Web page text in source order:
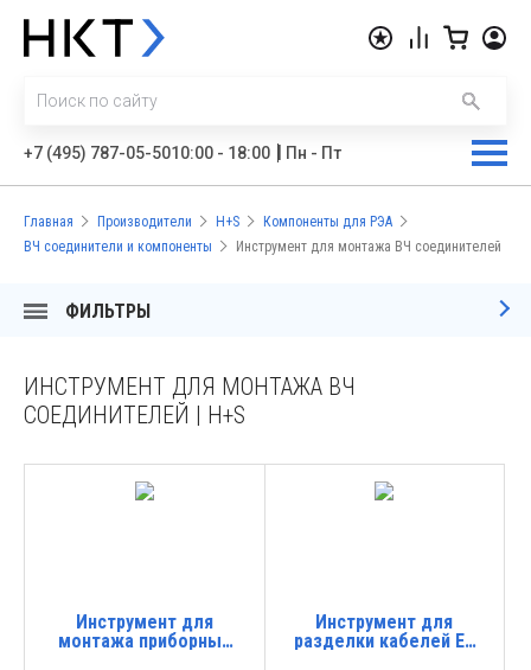
+7 (495) 787-05-5010:00 - 18:00 Пн - Пт
Главная Производители H+S
Компоненты для РЭА
ВЧ соединители и компоненты
Инструмент для монтажа ВЧ соединителей
ФИЛЬТРЫ
ИНСТРУМЕНТ ДЛЯ МОНТАЖА ВЧ
СОЕДИНИТЕЛЕЙ | H+S
Инструмент для
монтажа приборных
Инструмент для
разделки кабелей EZ